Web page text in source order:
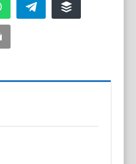
WhatsApp Telegram Buffer
Email